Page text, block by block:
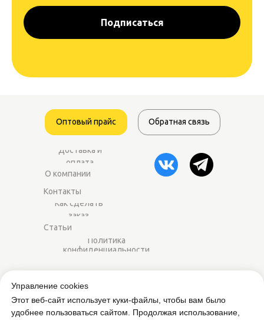
Управление cookies
Этот веб-сайт использует куки-файлы, чтобы вам было
удобнее пользоваться сайтом. Продолжая использование,
Подписаться
Контакты
О компании
Доставка и
оплата
Оптовый прайс Обратная связь
2014–2025 ©
центров.
Статьи
Как сделать
заказ
Политика
конфиденциальности